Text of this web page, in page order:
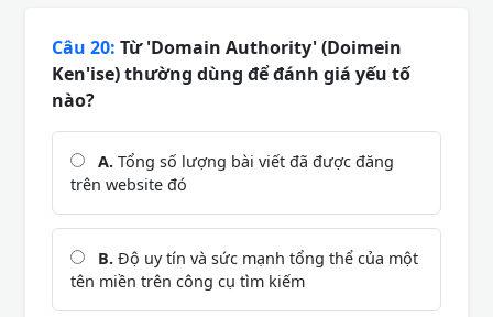
Câu 20: Từ 'Domain Authority' (Doimein
Ken'ise) thường dùng để đánh giá yếu tố
nào?
A. Tổng số lượng bài viết đã được đăng
trên website đó
B. Độ uy tín và sức mạnh tổng thể của một
tên miền trên công cụ tìm kiếm